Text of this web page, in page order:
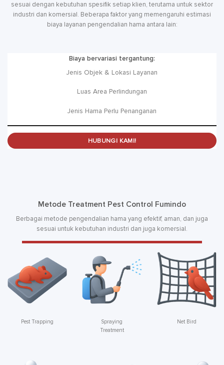
sesuai dengan kebutuhan spesifik setiap klien, terutama untuk sektor
industri dan komersial. Beberapa faktor yang memengaruhi estimasi
biaya layanan pengendalian hama antara lain:
Biaya bervariasi tergantung:
Jenis Objek & Lokasi Layanan
Luas Area Perlindungan
Jenis Hama Perlu Penanganan
HUBUNGI KAMI!
Metode Treatment Pest Control Fumindo
Berbagai metode pengendalian hama yang efektif, aman, dan juga
sesuai untuk kebutuhan industri dan juga komersial.
Pest Trapping
Spraying
Treatment
Net Bird